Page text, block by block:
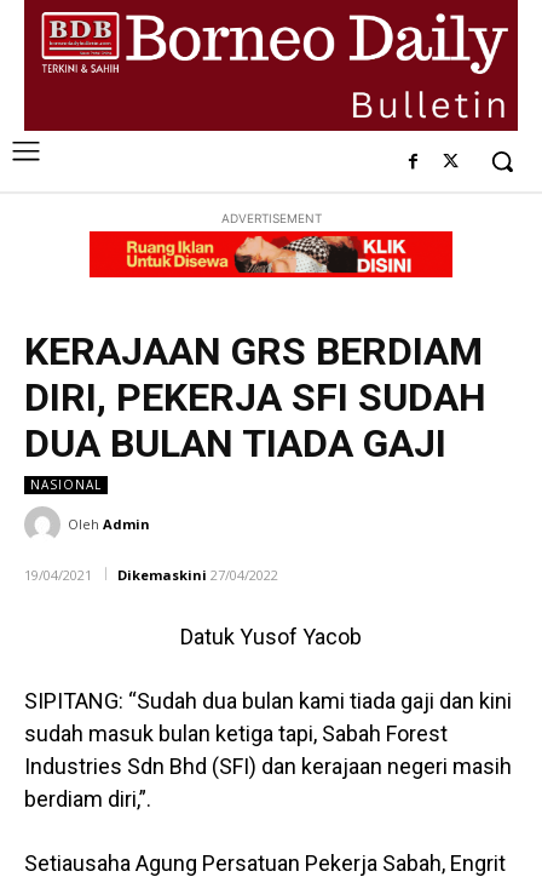
ADVERTISEMENT
KERAJAAN GRS BERDIAM
DIRI, PEKERJA SFI SUDAH
DUA BULAN TIADA GAJI
NASIONAL
Oleh Admin
19/04/2021 Dikemaskini 27/04/2022
Datuk Yusof Yacob
SIPITANG: “Sudah dua bulan kami tiada gaji dan kini
sudah masuk bulan ketiga tapi, Sabah Forest
Industries Sdn Bhd (SFI) dan kerajaan negeri masih
berdiam diri,”.
Setiausaha Agung Persatuan Pekerja Sabah, Engrit